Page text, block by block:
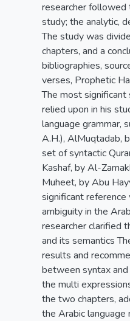
researcher followed
study; the analytic,
The study was
chapters, and a
bibliographies,
verses, Prophetic
The most significant
relied upon in his
language grammar,
A.H.), AlMuqtadab,
set of syntactic
Kashaf, by Al-
Muheet, by Abu
significant
ambiguity in the
researcher clarified
and its semantics
results and
between syntax
the multi
the two chapters,
the Arabic language